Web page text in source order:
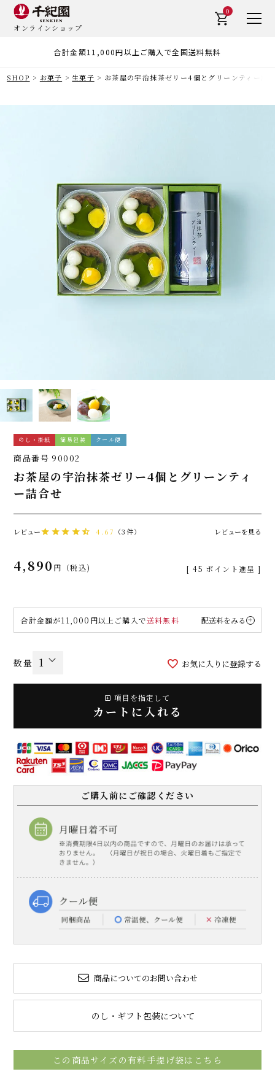
合計金額11,000円以上ご購入で全国送料無料
オンラインショップ
0
SHOP お菓子 生菓子 お茶屋の宇治抹茶ゼリー4個とグリーンティー詰
のし・掛紙 簡易包装 クール便
商品番号 90002
お茶屋の宇治抹茶ゼリー4個とグリーンティ
ー詰合せ
レビュー 4.67 （3件） レビューを見る
4,890 税込 [ 45 ポイント進呈 ]
合計金額が11,000円以上ご購入で送料無料 配送料をみる
お気に入りに登録する
項目を指定して
カートに入れる
ご購入前にご確認ください
商品についてのお問い合わせ
のし・ギフト包装について
この商品サイズの有料手提げ袋はこちら